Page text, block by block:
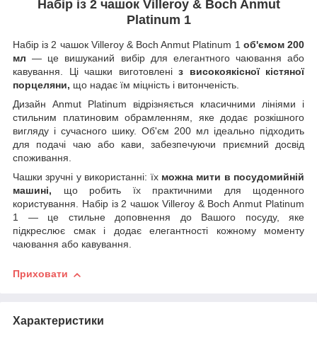
Набір із 2 чашок Villeroy & Boch Anmut
Platinum 1
Набір із 2 чашок Villeroy & Boch Anmut Platinum 1 об'ємом 200
мл — це вишуканий вибір для елегантного чаювання або
кавування. Ці чашки виготовлені з високоякісної кістяної
порцеляни, що надає їм міцність і витонченість.
Дизайн Anmut Platinum відрізняється класичними лініями і
стильним платиновим обрамленням, яке додає розкішного
вигляду і сучасного шику. Об'єм 200 мл ідеально підходить
для подачі чаю або кави, забезпечуючи приємний досвід
споживання.
Чашки зручні у використанні: їх можна мити в посудомийній
машині, що робить їх практичними для щоденного
користування. Набір із 2 чашок Villeroy & Boch Anmut Platinum
1 — це стильне доповнення до Вашого посуду, яке
підкреслює смак і додає елегантності кожному моменту
чаювання або кавування.
Приховати
Характеристики